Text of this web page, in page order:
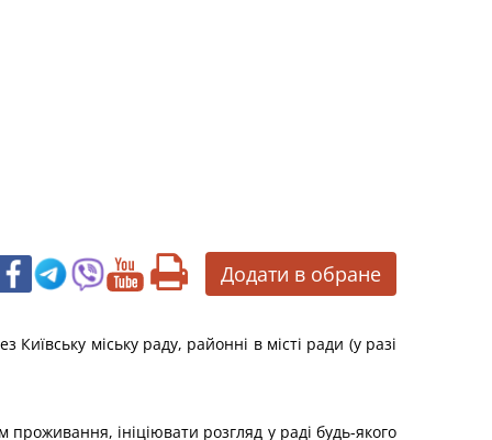
Додати в обране
міську раду, районні в місті ради (у разі
ініціювати розгляд у раді будь-якого